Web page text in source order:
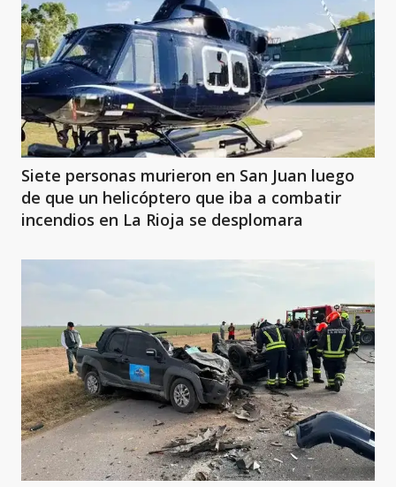
Siete personas murieron en San Juan luego
de que un helicóptero que iba a combatir
incendios en La Rioja se desplomara